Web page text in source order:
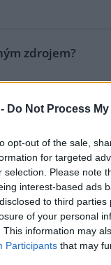
Do Not Process
opt-out of the sale,
for targeted
selection. Please note
interest-based ads
to third
of your personal
This information may
Participants that may
zdrojem?
pan Brezina kritizuje
Pan Brezina uvádí:
Batelka vodu a
k diskusi o
případech jde totiž
nemizejí."
s Klausem
(EkoList 24.